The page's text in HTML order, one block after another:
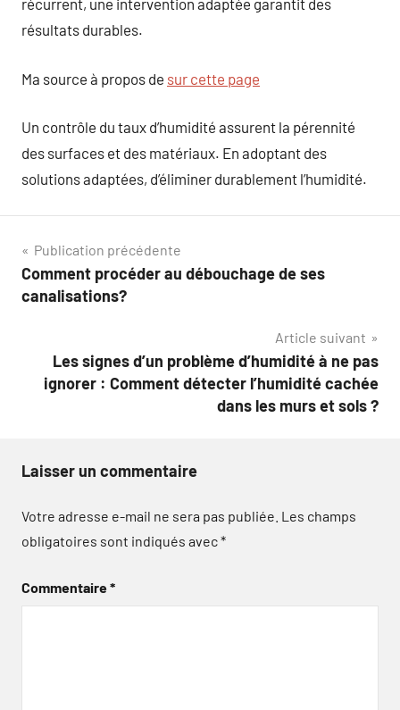
récurrent, une intervention adaptée garantit des
résultats durables.
Ma source à propos de sur cette page
Un contrôle du taux d’humidité assurent la pérennité
des surfaces et des matériaux. En adoptant des
solutions adaptées, d’éliminer durablement l’humidité.
Navigation
de
Publication précédente
Comment procéder au débouchage de ses
canalisations?
Article suivant
Les signes d’un problème d’humidité à ne pas
ignorer : Comment détecter l’humidité cachée
dans les murs et sols ?
Laisser un commentaire
Votre adresse e-mail ne sera pas publiée. Les champs
obligatoires sont indiqués avec*
Commentaire*